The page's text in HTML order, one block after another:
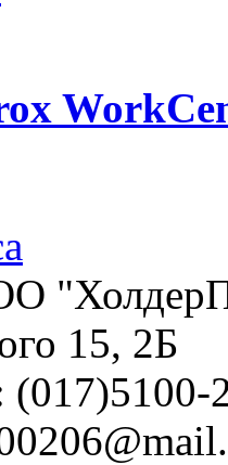
15, 2Б
(017)5100-